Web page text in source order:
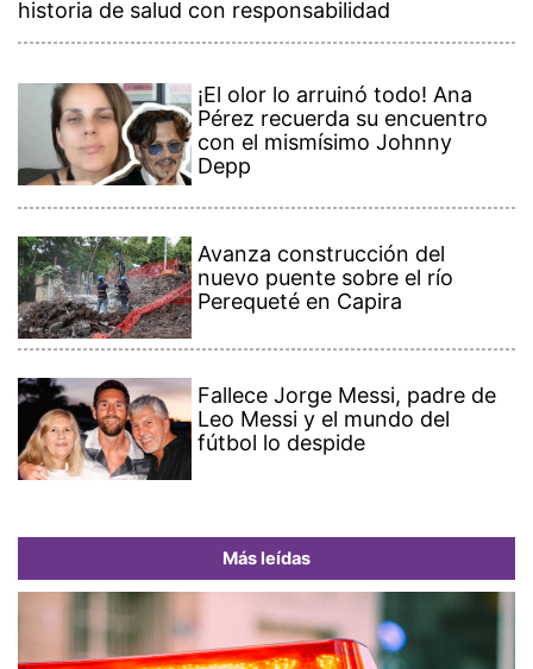
historia de salud con responsabilidad
¡El olor lo arruinó todo! Ana
Pérez recuerda su encuentro
con el mismísimo Johnny
Depp
Avanza construcción del
nuevo puente sobre el río
Perequeté en Capira
Fallece Jorge Messi, padre de
Leo Messi y el mundo del
fútbol lo despide
Más leídas